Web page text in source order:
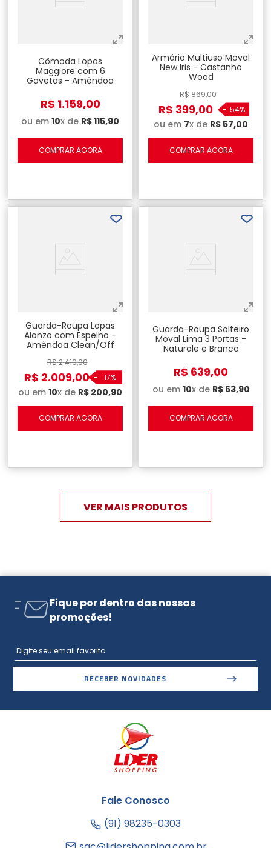
Cômoda Lopas
Maggiore com 6
Gavetas - Amêndoa
R$ 1.159,00
ou em 10x de R$115,90
COMPRAR AGORA
Armário Multiuso Moval
New Iris - Castanho
Wood
R$869,00
R$ 399,00 - 54%
ou em 7x de R$ 57,00
COMPRAR AGORA
Guarda-Roupa Lopas
Alonzo com Espelho -
Amêndoa Clean/Off
R$2.419,00
R$ 2.009,00 - 17%
ou em 10x de R$ 200,90
COMPRAR AGORA
Guarda-Roupa Solteiro
Moval Lima 3 Portas -
Naturale e Branco
R$ 639,00
ou em 10x de R$ 63,90
COMPRAR AGORA
Fique por dentro das nossas
promoções!
RECEBER NOVIDADES
Fale Conosco
(91) 98235-0303